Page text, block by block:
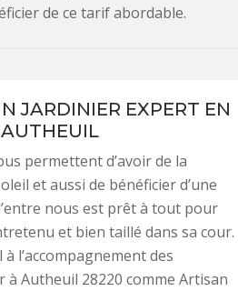
de ce tarif abordable.
JARDINIER EXPERT EN
AUTHEUIL
permettent d’avoir de la
et aussi de bénéficier d’une
nous est prêt à tout pour
et bien taillé dans sa cour.
l’accompagnement des
Autheuil 28220 comme Artisan